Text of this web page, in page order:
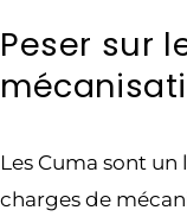
Peser sur
Les Cuma sont
charges de